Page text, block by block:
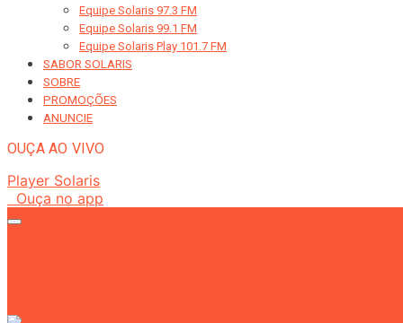
Equipe Solaris 97.3 FM
Equipe Solaris 99.1 FM
Equipe Solaris Play 101.7 FM
SABOR SOLARIS
SOBRE
PROMOÇÕES
ANUNCIE
OUÇA AO VIVO
Player Solaris
Ouça no app